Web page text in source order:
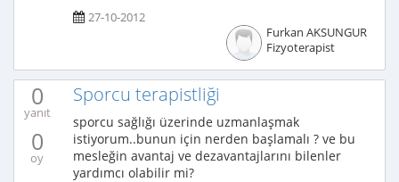
27-10-2012
Furkan AKSUNGUR
Fizyoterapist
0
yanıt
0
oy
Sporcu terapistliği
sporcu sağlığı üzerinde uzmanlaşmak
istiyorum..bunun için nerden başlamalı ? ve bu
mesleğin avantaj ve dezavantajlarını bilenler
yardımcı olabilir mi?